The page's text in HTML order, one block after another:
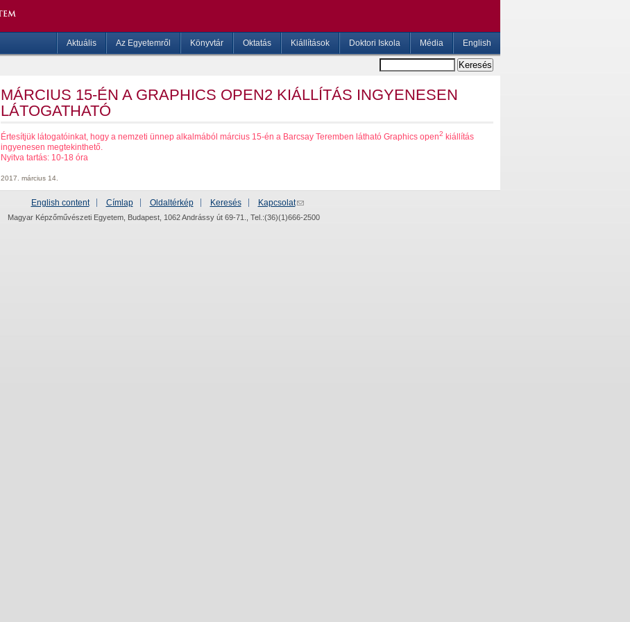
Aktuális Az Egyetemről Könyvtár Oktatás Kiállítások Doktori Iskola Média English
MÁRCIUS 15-ÉN A GRAPHICS OPEN2 KIÁLLÍTÁS INGYENESEN
LÁTOGATHATÓ
Értesítjük látogatóinkat, hogy a nemzeti ünnep alkalmából március 15-én a Barcsay Teremben látható Graphics open2 kiállítás
ingyenesen megtekinthető.
Nyitva tartás: 10-18 óra
2017. március 14.
English content Címlap Oldaltérkép Keresés Kapcsolat
Magyar Képzőművészeti Egyetem, Budapest, 1062 Andrássy út 69-71., Tel.:(36)(1)666-2500